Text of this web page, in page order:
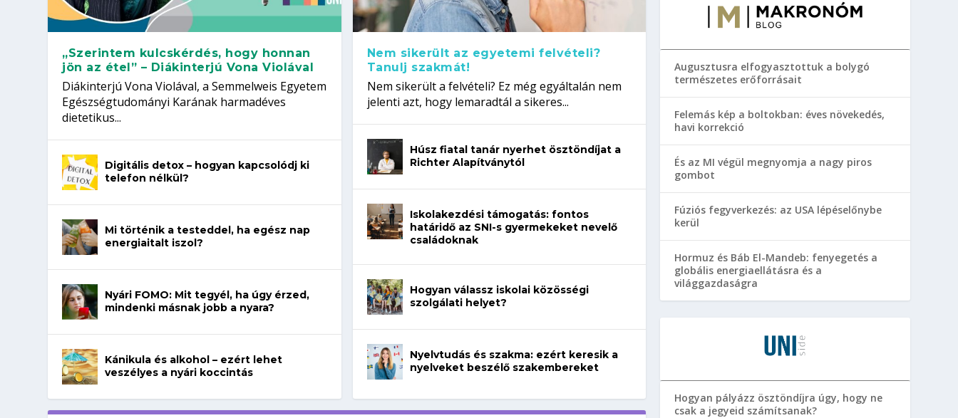
„Szerintem kulcskérdés, hogy honnan
jön az étel” – Diákinterjú Vona Violával
Diákinterjú Vona Violával, a Semmelweis Egyetem
Egészségtudományi Karának harmadéves
dietetikus...
Digitális detox – hogyan kapcsolódj ki
telefon nélkül?
Mi történik a testeddel, ha egész nap
energiaitalt iszol?
Nyári FOMO: Mit tegyél, ha úgy érzed,
mindenki másnak jobb a nyara?
Kánikula és alkohol – ezért lehet
veszélyes a nyári koccintás
Nem sikerült az egyetemi felvételi?
Tanulj szakmát!
Nem sikerült a felvételi? Ez még egyáltalán nem
jelenti azt, hogy lemaradtál a sikeres...
Húsz fiatal tanár nyerhet ösztöndíjat a
Richter Alapítványtól
Iskolakezdési támogatás: fontos
határidő az SNI-s gyermekeket nevelő
családoknak
Hogyan válassz iskolai közösségi
szolgálati helyet?
Nyelvtudás és szakma: ezért keresik a
nyelveket beszélő szakembereket
Augusztusra elfogyasztottuk a bolygó
természetes erőforrásait
Felemás kép a boltokban: éves növekedés,
havi korrekció
És az MI végül megnyomja a nagy piros
gombot
Fúziós fegyverkezés: az USA lépéselőnybe
kerül
Hormuz és Báb El-Mandeb: fenyegetés a
globális energiaellátásra és a
világgazdaságra
Hogyan pályázz ösztöndíjra úgy, hogy ne
csak a jegyeid számítsanak?